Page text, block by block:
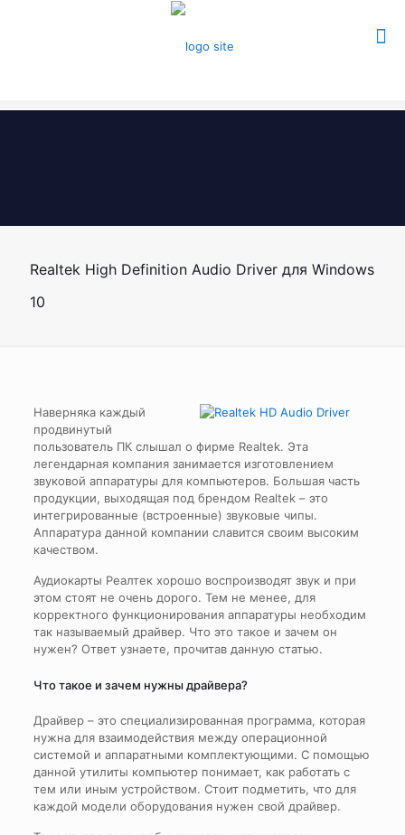
Realtek High Definition Audio Driver для Windows
10
Наверняка каждый
продвинутый
пользователь ПК слышал о фирме Realtek. Эта
легендарная компания занимается изготовлением
звуковой аппаратуры для компьютеров. Большая часть
продукции, выходящая под брендом Realtek – это
интегрированные (встроенные) звуковые чипы.
Аппаратура данной компании славится своим высоким
качеством.
Аудиокарты Реалтек хорошо воспроизводят звук и при
этом стоят не очень дорого. Тем не менее, для
корректного функционирования аппаратуры необходим
так называемый драйвер. Что это такое и зачем он
нужен? Ответ узнаете, прочитав данную статью.
Что такое и зачем нужны драйвера?
Драйвер – это специализированная программа, которая
нужна для взаимодействия между операционной
системой и аппаратными комплектующими. С помощью
данной утилиты компьютер понимает, как работать с
тем или иным устройством. Стоит подметить, что для
каждой модели оборудования нужен свой драйвер.